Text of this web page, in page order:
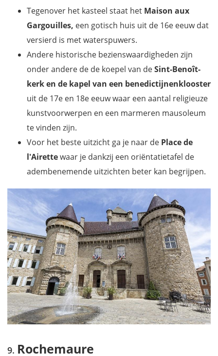
Tegenover het kasteel staat het Maison aux
Gargouilles, een gotisch huis uit de 16e eeuw dat
versierd is met waterspuwers.
Andere historische bezienswaardigheden zijn
onder andere de de koepel van deSint-Benoît-
kerk en de kapel van een benedictijnenklooster
uit de 17e en 18e eeuw waar een aantal religieuze
kunstvoorwerpen en een marmeren mausoleum
te vinden zijn.
Voor het beste uitzicht ga je naar de Place de
l'Airettewaar je dankzij een oriëntatietafel de
adembenemende uitzichten beter kan begrijpen.
Rochemaure